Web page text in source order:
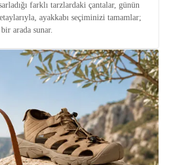
farklı tarzlardaki çantalar, günün
ayakkabı seçiminizi tamamlar;
arada sunar.